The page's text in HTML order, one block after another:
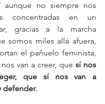
aunque no siempre nos
concentradas en un
gracias a la marcha
somos miles allá afuera,
el pañuelo feminista,
van a creer, que sí nos
que sí nos van a
defender.